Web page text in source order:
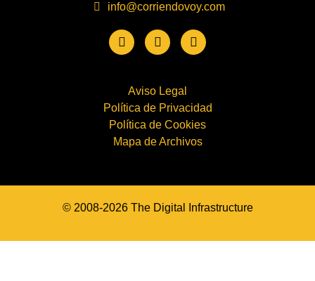
info@corriendovoy.com
Aviso Legal
Política de Privacidad
Política de Cookies
Mapa de Archivos
© 2008-2026 The Digital Infrastructure